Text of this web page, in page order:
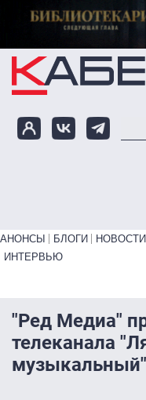
Перейти к основному
Primary links bottom
АНОНСЫ БЛОГИ НОВОСТИ
ИНТЕРВЬЮ
"Ред Медиа"
телеканала
музыкальный"